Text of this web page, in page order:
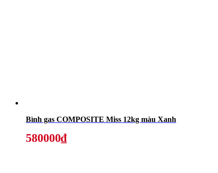
Bình gas COMPOSITE Miss 12kg màu Xanh
580000₫